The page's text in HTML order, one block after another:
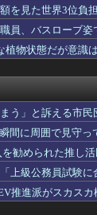
？
負担の日本側...
← 突っ込み...
ｗｗｗｗｗｗｗ...
れるｗｗｗｗｗ
然起爆装置が壊...
の公務員に...
でくっつけただ...
を見た世界3位
員、バスローブ
植物状態だが意識
う」と訴える市
間に周囲で見守
勧められた推し
上級公務員試験
推進派がスカス